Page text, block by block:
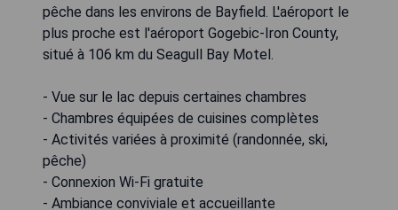
pêche dans les environs de Bayfield. L'aéroport le
plus proche est l'aéroport Gogebic-Iron County,
situé à 106 km du Seagull Bay Motel.
- Vue sur le lac depuis certaines chambres
- Chambres équipées de cuisines complètes
- Activités variées à proximité (randonnée, ski,
pêche)
- Connexion Wi-Fi gratuite
- Ambiance conviviale et accueillante